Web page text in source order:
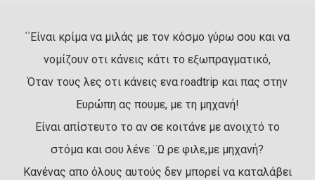
΄΄Είναι κρίμα να μιλάς με τον κόσμο γύρω σου και να
νομίζουν οτι κάνεις κάτι το εξωπραγματικό,
Όταν τους λες οτι κάνεις ενα roadtrip και πας στην
Ευρώπη ας πουμε, με τη μηχανή!
Είναι απίστευτο το αν σε κοιτάνε με ανοιχτό το
στόμα και σου λένε ¨Ω ρε φιλε,με μηχανή?
Κανένας απο όλους αυτούς δεν μπορεί να καταλάβει